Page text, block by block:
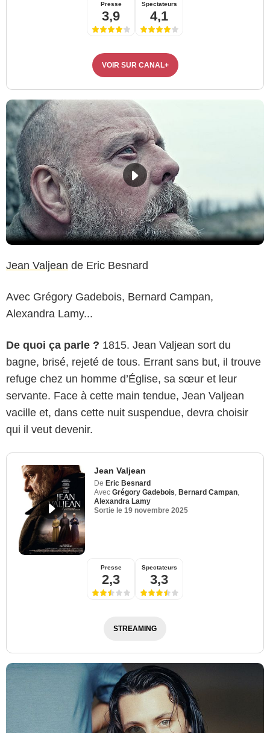
Presse
3,9
Spectateurs
4,1
VOIR SUR CANAL+
Jean Valjean de Eric Besnard
Avec Grégory Gadebois, Bernard Campan,
Alexandra Lamy...
De quoi ça parle ? 1815. Jean Valjean sort du
bagne, brisé, rejeté de tous. Errant sans but, il trouve
refuge chez un homme d’Église, sa sœur et leur
servante. Face à cette main tendue, Jean Valjean
vacille et, dans cette nuit suspendue, devra choisir
qui il veut devenir.
Jean Valjean
De Eric Besnard
Avec Grégory Gadebois, Bernard Campan,
Alexandra Lamy
Sortie le 19 novembre 2025
Presse
2,3
Spectateurs
3,3
STREAMING